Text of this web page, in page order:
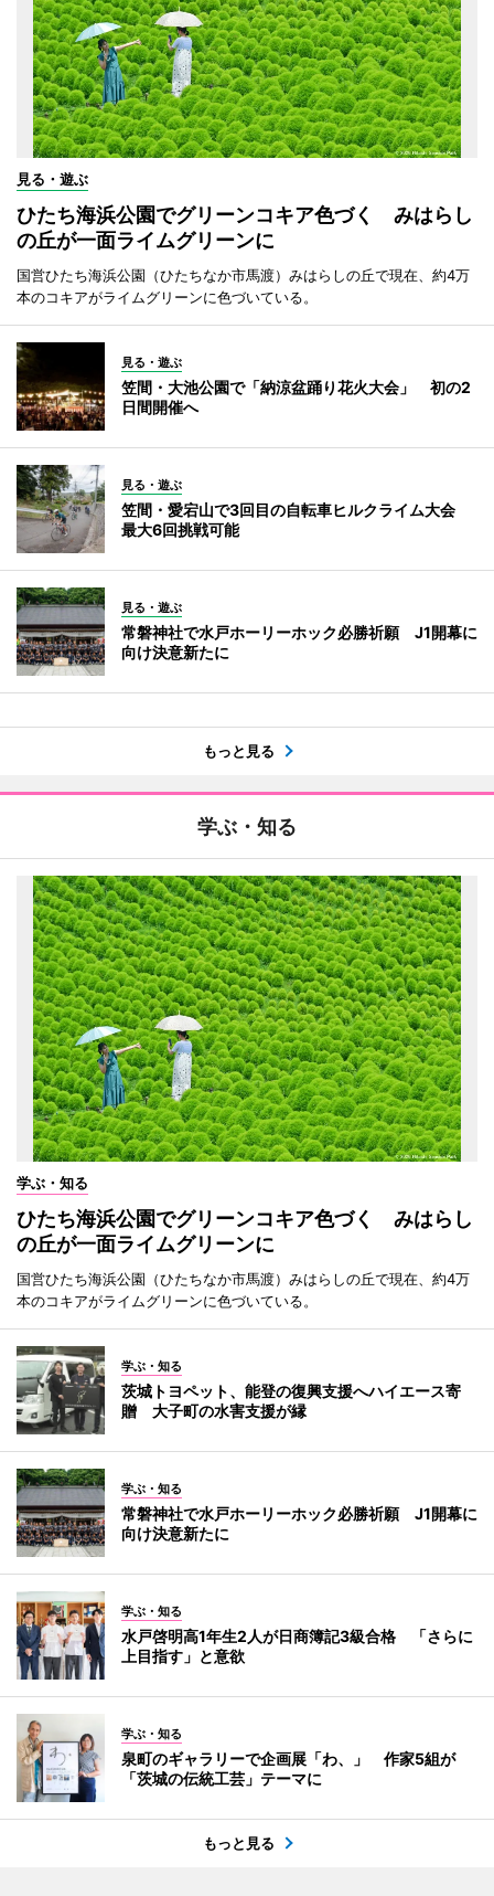
見る・遊ぶ
ひたち海浜公園でグリーンコキア色づく みはらし
の丘が一面ライムグリーンに
国営ひたち海浜公園（ひたちなか市馬渡）みはらしの丘で現在、約4万
本のコキアがライムグリーンに色づいている。
見る・遊ぶ
笠間・大池公園で「納涼盆踊り花火大会」 初の2
日間開催へ
見る・遊ぶ
笠間・愛宕山で3回目の自転車ヒルクライム大会
最大6回挑戦可能
見る・遊ぶ
常磐神社で水戸ホーリーホック必勝祈願 J1開幕に
向け決意新たに
もっと見る
学ぶ・知る
学ぶ・知る
ひたち海浜公園でグリーンコキア色づく みはらし
の丘が一面ライムグリーンに
国営ひたち海浜公園（ひたちなか市馬渡）みはらしの丘で現在、約4万
本のコキアがライムグリーンに色づいている。
学ぶ・知る
茨城トヨペット、能登の復興支援へハイエース寄
贈 大子町の水害支援が縁
学ぶ・知る
常磐神社で水戸ホーリーホック必勝祈願 J1開幕に
向け決意新たに
学ぶ・知る
水戸啓明高1年生2人が日商簿記3級合格 「さらに
上目指す」と意欲
学ぶ・知る
泉町のギャラリーで企画展「わ、」 作家5組が
「茨城の伝統工芸」テーマに
もっと見る